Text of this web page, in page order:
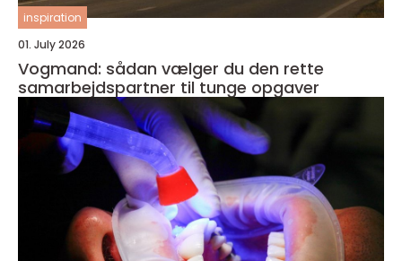
inspiration
01. July 2026
Vogmand: sådan vælger du den rette
samarbejdspartner til tunge opgaver